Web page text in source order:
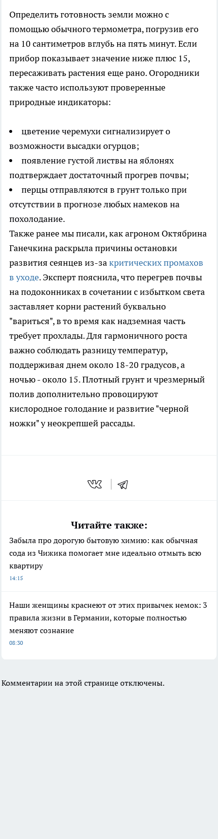
Определить готовность земли можно с
помощью обычного термометра, погрузив его
на 10 сантиметров вглубь на пять минут. Если
прибор показывает значение ниже плюс 15,
пересаживать растения еще рано. Огородники
также часто используют проверенные
природные индикаторы:
цветение черемухи сигнализирует о
возможности высадки огурцов;
появление густой листвы на яблонях
подтверждает достаточный прогрев почвы;
перцы отправляются в грунт только при
отсутствии в прогнозе любых намеков на
похолодание.
Также ранее мы писали, как агроном Октябрина
Ганечкина раскрыла причины остановки
развития сеянцев из-закритических промахов
в уходе. Эксперт пояснила, что перегрев почвы
на подоконниках в сочетании с избытком света
заставляет корни растений буквально
"вариться", в то время как надземная часть
требует прохлады. Для гармоничного роста
важно соблюдать разницу температур,
поддерживая днем около 18-20 градусов, а
ночью - около 15. Плотный грунт и чрезмерный
полив дополнительно провоцируют
кислородное голодание и развитие "черной
ножки" у неокрепшей рассады.
Читайте также:
Забыла про дорогую бытовую химию: как обычная
сода из Чижика помогает мне идеально отмыть всю
квартиру
14:15
Наши женщины краснеют от этих привычек немок: 3
правила жизни в Германии, которые полностью
меняют сознание
08:30
Комментарии на этой странице отключены.